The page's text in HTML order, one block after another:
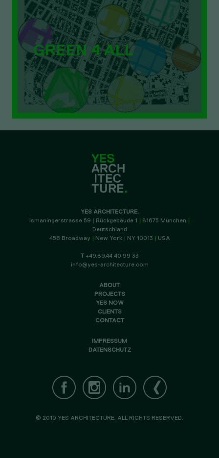
GREEN 4 ALL
YES ARCHITECTURE.
Ismaningerstrasse 59 | Rückgebäude 1 | 81675 München |
Deutschland
456 Broadway | New York | NY 10013 | USA
T+49.89.44 40 99 33
info@yes-architecture.com
ABOUT
PROJECTS
YES NOW
CLIENTS
CONTACT
IMPRESSUM
DATENSCHUTZ
© 2019 YES ARCHITECTURE. ALL RIGHTS RESERVED.